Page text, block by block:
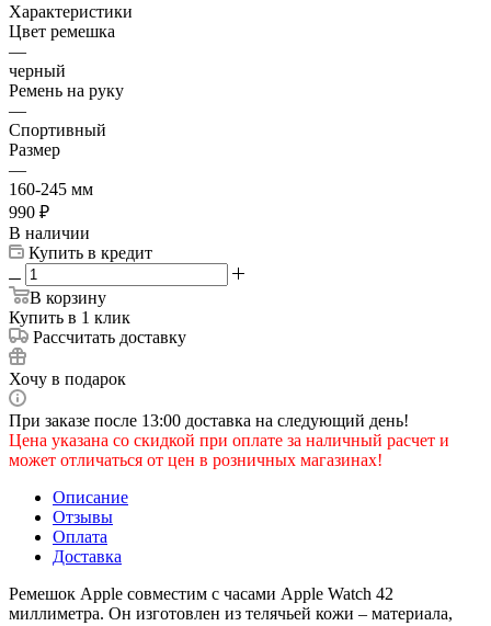
Характеристики
Цвет ремешка
—
черный
Ремень на руку
—
Спортивный
Размер
—
160-245 мм
990 ₽
В наличии
Купить в кредит
В корзину
Купить в 1 клик
Рассчитать доставку
Хочу в подарок
При заказе после 13:00 доставка на следующий день!
Цена указана со скидкой при оплате за наличный расчет и
может отличаться от цен в розничных магазинах!
Описание
Отзывы
Оплата
Доставка
Ремешок Apple совместим с часами Apple Watch 42
миллиметра. Он изготовлен из телячьей кожи – материала,